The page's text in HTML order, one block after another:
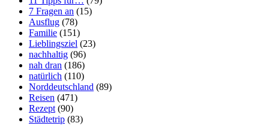
7 Fragen an (15)
Ausflug (78)
Familie (151)
Lieblingsziel (23)
nachhaltig (96)
nah dran (186)
natürlich (110)
Norddeutschland (89)
Reisen (471)
Rezept (90)
Städtetrip (83)